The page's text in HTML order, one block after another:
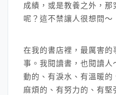
成績，或是教養之外，那
呢？這不禁讓人很想問～
在我的書店裡，最厲害
事。我閱讀書，也閱讀
動的、有淚水、有溫暖的
麻煩的、有努力的、有